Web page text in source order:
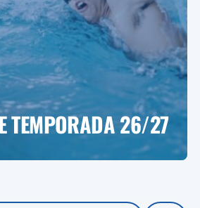
TEMPORADA 26/27